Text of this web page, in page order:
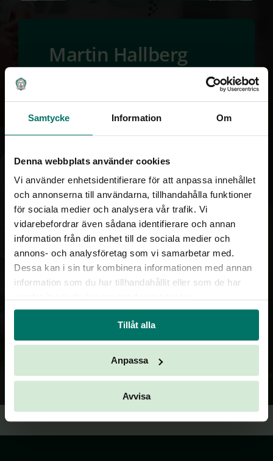
Samtycke Information Om
Denna webbplats använder cookies
Vi använder enhetsidentifierare för att anpassa innehållet
och annonserna till användarna, tillhandahålla funktioner
för sociala medier och analysera vår trafik. Vi
vidarebefordrar även sådana identifierare och annan
information från din enhet till de sociala medier och
annons- och analysföretag som vi samarbetar med.
Dessa kan i sin tur kombinera informationen med annan
information som du har tillhandahållit eller som de har
Tillåt alla
Anpassa
Avvisa
Martin Hallberg
TILLBAKA